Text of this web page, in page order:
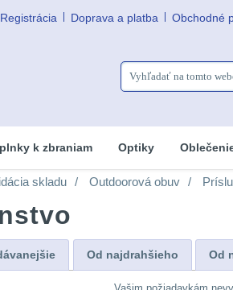
Registrácia Doprava a platba Obchodné
k zbraniam Optiky
skladu Outdoorová obuv
Od najdrahšieho Od